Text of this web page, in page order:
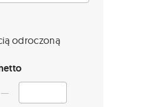
odroczoną
—